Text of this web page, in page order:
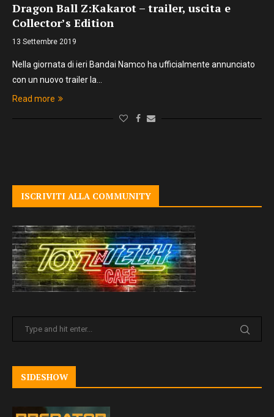
Dragon Ball Z:Kakarot – trailer, uscita e
Collector’s Edition
13 Settembre 2019
Nella giornata di ieri Bandai Namco ha ufficialmente annunciato
con un nuovo trailer la…
Read more
ISCRIVITI ALLA COMMUNITY
SIDESHOW